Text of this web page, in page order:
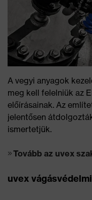
A vegyi anyagok
meg kell felelniük az
előírásainak. Az
jelentősen
ismertetjük.
Tovább az uvex
uvex